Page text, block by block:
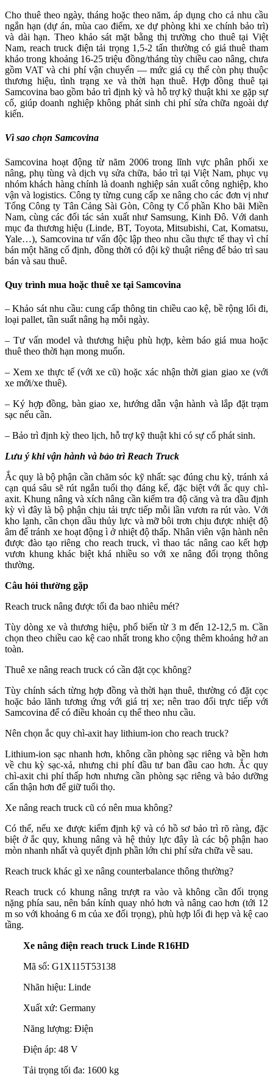
Cho thuê theo ngày, tháng hoặc theo năm, áp dụng cho cả nhu cầu
ngắn hạn (dự án, mùa cao điểm, xe dự phòng khi xe chính bảo trì)
và dài hạn. Theo khảo sát mặt bằng thị trường cho thuê tại Việt
Nam, reach truck điện tải trọng 1,5-2 tấn thường có giá thuê tham
khảo trong khoảng 16-25 triệu đồng/tháng tùy chiều cao nâng, chưa
gồm VAT và chi phí vận chuyển — mức giá cụ thể còn phụ thuộc
thương hiệu, tình trạng xe và thời hạn thuê. Hợp đồng thuê tại
Samcovina bao gồm bảo trì định kỳ và hỗ trợ kỹ thuật khi xe gặp sự
cố, giúp doanh nghiệp không phát sinh chi phí sửa chữa ngoài dự
kiến.
Vì sao chọn Samcovina
Samcovina hoạt động từ năm 2006 trong lĩnh vực phân phối xe
nâng, phụ tùng và dịch vụ sửa chữa, bảo trì tại Việt Nam, phục vụ
nhóm khách hàng chính là doanh nghiệp sản xuất công nghiệp, kho
vận và logistics. Công ty từng cung cấp xe nâng cho các đơn vị như
Tổng Công ty Tân Cảng Sài Gòn, Công ty Cổ phần Kho bãi Miền
Nam, cùng các đối tác sản xuất như Samsung, Kinh Đô. Với danh
mục đa thương hiệu (Linde, BT, Toyota, Mitsubishi, Cat, Komatsu,
Yale…), Samcovina tư vấn độc lập theo nhu cầu thực tế thay vì chỉ
bán một hãng cố định, đồng thời có đội kỹ thuật riêng để bảo trì sau
bán và sau thuê.
Quy trình mua hoặc thuê xe tại Samcovina
– Khảo sát nhu cầu: cung cấp thông tin chiều cao kệ, bề rộng lối đi,
loại pallet, tần suất nâng hạ mỗi ngày.
– Tư vấn model và thương hiệu phù hợp, kèm báo giá mua hoặc
thuê theo thời hạn mong muốn.
– Xem xe thực tế (với xe cũ) hoặc xác nhận thời gian giao xe (với
xe mới/xe thuê).
– Ký hợp đồng, bàn giao xe, hướng dẫn vận hành và lắp đặt trạm
sạc nếu cần.
– Bảo trì định kỳ theo lịch, hỗ trợ kỹ thuật khi có sự cố phát sinh.
Lưu ý khi vận hành và bảo trì Reach Truck
Ắc quy là bộ phận cần chăm sóc kỹ nhất: sạc đúng chu kỳ, tránh xả
cạn quá sâu sẽ rút ngắn tuổi thọ đáng kể, đặc biệt với ắc quy chì-
axit. Khung nâng và xích nâng cần kiểm tra độ căng và tra dầu định
kỳ vì đây là bộ phận chịu tải trực tiếp mỗi lần vươn ra rút vào. Với
kho lạnh, cần chọn dầu thủy lực và mỡ bôi trơn chịu được nhiệt độ
âm để tránh xe hoạt động ì ở nhiệt độ thấp. Nhân viên vận hành nên
được đào tạo riêng cho reach truck, vì thao tác nâng cao kết hợp
vươn khung khác biệt khá nhiều so với xe nâng đối trọng thông
thường.
Câu hỏi thường gặp
Reach truck nâng được tối đa bao nhiêu mét?
Tùy dòng xe và thương hiệu, phổ biến từ 3 m đến 12-12,5 m. Cần
chọn theo chiều cao kệ cao nhất trong kho cộng thêm khoảng hở an
toàn.
Thuê xe nâng reach truck có cần đặt cọc không?
Tùy chính sách từng hợp đồng và thời hạn thuê, thường có đặt cọc
hoặc bảo lãnh tương ứng với giá trị xe; nên trao đổi trực tiếp với
Samcovina để có điều khoản cụ thể theo nhu cầu.
Nên chọn ắc quy chì-axit hay lithium-ion cho reach truck?
Lithium-ion sạc nhanh hơn, không cần phòng sạc riêng và bền hơn
về chu kỳ sạc-xả, nhưng chi phí đầu tư ban đầu cao hơn. Ắc quy
chì-axit chi phí thấp hơn nhưng cần phòng sạc riêng và bảo dưỡng
cẩn thận hơn để giữ tuổi thọ.
Xe nâng reach truck cũ có nên mua không?
Có thể, nếu xe được kiểm định kỹ và có hồ sơ bảo trì rõ ràng, đặc
biệt ở ắc quy, khung nâng và hệ thủy lực đây là các bộ phận hao
mòn nhanh nhất và quyết định phần lớn chi phí sửa chữa về sau.
Reach truck khác gì xe nâng counterbalance thông thường?
Reach truck có khung nâng trượt ra vào và không cần đối trọng
nặng phía sau, nên bán kính quay nhỏ hơn và nâng cao hơn (tới 12
m so với khoảng 6 m của xe đối trọng), phù hợp lối đi hẹp và kệ cao
tầng.
Xe nâng điện reach truck Linde R16HD
Mã số: G1X115T53138
Nhãn hiệu: Linde
Xuất xứ: Germany
Năng lượng: Điện
Điện áp: 48 V
Tải trọng tối đa: 1600 kg